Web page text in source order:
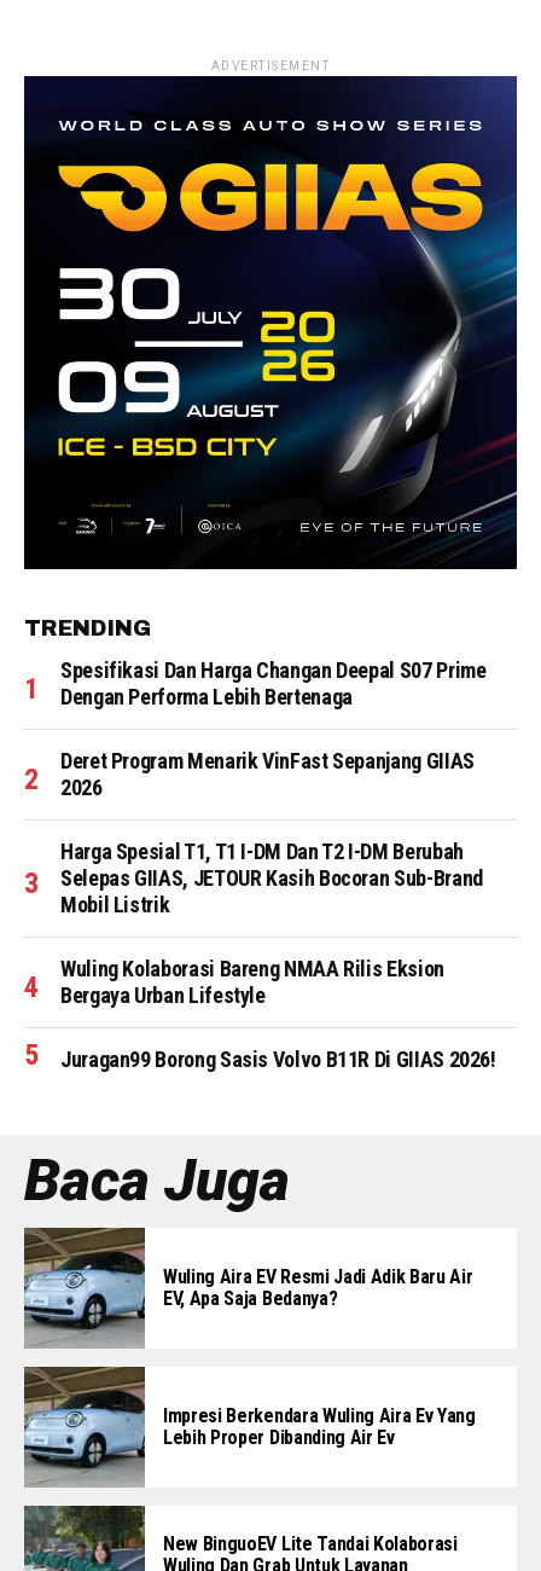
ADVERTISEMENT
TRENDING
Spesifikasi Dan Harga Changan Deepal S07 Prime
Dengan Performa Lebih Bertenaga
Deret Program Menarik VinFast Sepanjang GIIAS
2026
Harga Spesial T1, T1 I-DM Dan T2 I-DM Berubah
Selepas GIIAS, JETOUR Kasih Bocoran Sub-Brand
Mobil Listrik
Wuling Kolaborasi Bareng NMAA Rilis Eksion
Bergaya Urban Lifestyle
Juragan99 Borong Sasis Volvo B11R Di GIIAS 2026!
Baca Juga
Wuling Aira EV Resmi Jadi Adik Baru Air
EV, Apa Saja Bedanya?
Impresi Berkendara Wuling Aira Ev Yang
Lebih Proper Dibanding Air Ev
New BinguoEV Lite Tandai Kolaborasi
Wuling Dan Grab Untuk Layanan